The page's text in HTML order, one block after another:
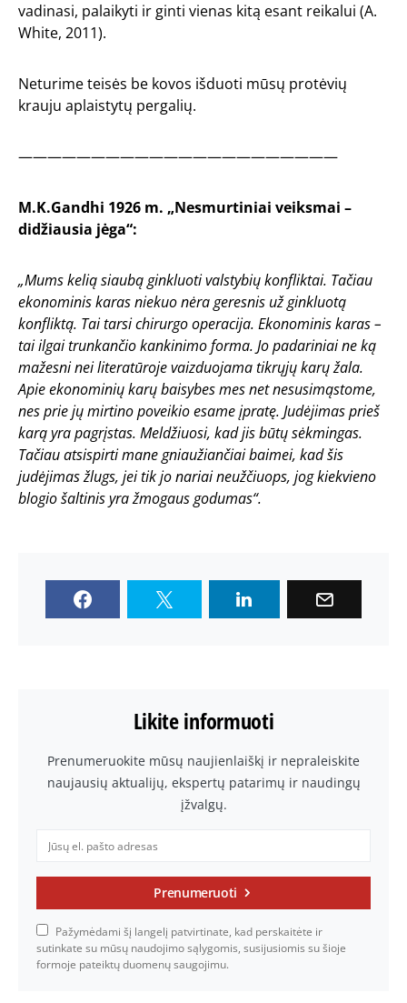
vadinasi, palaikyti ir ginti vienas kitą esant reikalui (A.
White, 2011).
Neturime teisės be kovos išduoti mūsų protėvių
krauju aplaistytų pergalių.
——————————————————————
M.K.Gandhi 1926 m. „Nesmurtiniai veiksmai –
didžiausia jėga“:
„Mums kelią siaubą ginkluoti valstybių konfliktai. Tačiau
ekonominis karas niekuo nėra geresnis už ginkluotą
konfliktą. Tai tarsi chirurgo operacija. Ekonominis karas –
tai ilgai trunkančio kankinimo forma. Jo padariniai ne ką
mažesni nei literatūroje vaizduojama tikrųjų karų žala.
Apie ekonominių karų baisybes mes net nesusimąstome,
nes prie jų mirtino poveikio esame įpratę. Judėjimas prieš
karą yra pagrįstas. Meldžiuosi, kad jis būtų sėkmingas.
Tačiau atsispirti mane gniaužiančiai baimei, kad šis
judėjimas žlugs, jei tik jo nariai neužčiuops, jog kiekvieno
blogio šaltinis yra žmogaus godumas“.
Likite informuoti
Prenumeruokite mūsų naujienlaiškį ir nepraleiskite
naujausių aktualijų, ekspertų patarimų ir naudingų
įžvalgų.
Prenumeruoti
Pažymėdami šį langelį patvirtinate, kad perskaitėte ir
sutinkate su mūsų naudojimo sąlygomis, susijusiomis su šioje
formoje pateiktų duomenų saugojimu.